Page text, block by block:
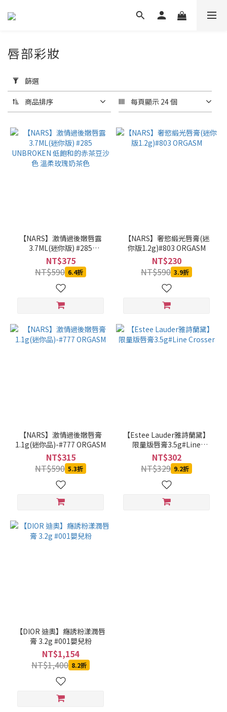
用
篩
選
品
牌
NARS
Estee
Lauder
雅詩蘭
黛 (1)
~
唇部彩妝
篩選
商品排序 每頁顯示 24 個
【NARS】激情過後嫩唇露
3.7ML(迷你版) #285
UNBROKEN 低飽和的赤茶豆
沙色 溫柔玫瑰奶茶色
NT$375
NT$590 6.4折
【NARS】奢慾緞光唇膏(迷
你版1.2g)#803 ORGASM
NT$230
NT$590 3.9折
【NARS】激情過後嫩唇膏
1.1g(迷你品)-#777 ORGASM
NT$315
NT$590 5.3折
【Estee Lauder雅詩蘭黛】
限量版唇膏3.5g#Line
Crosser
NT$302
NT$329 9.2折
【DIOR 迪奧】癮誘粉漾潤唇
膏 3.2g #001嬰兒粉
NT$1,154
NT$1,400 8.2折